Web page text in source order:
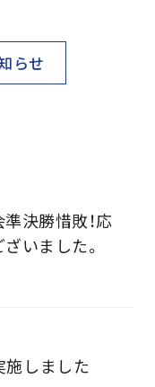
らせ
決勝惜敗！応
いました。
施しました